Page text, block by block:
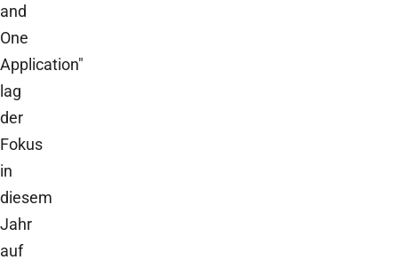
and
One
Application"
lag
der
Fokus
in
diesem
Jahr
auf